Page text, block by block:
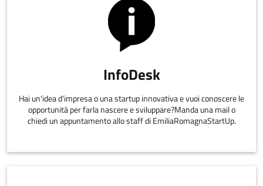
InfoDesk
Hai un'idea d'impresa o una startup innovativa e vuoi conoscere le
opportunità per farla nascere e sviluppare?Manda una mail o
chiedi un appuntamento allo staff di EmiliaRomagnaStartUp.